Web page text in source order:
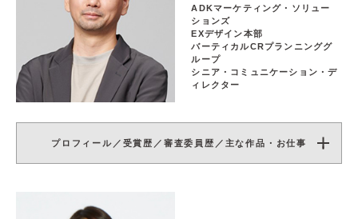
ADKマーケティング・ソリュー
ションズ
EXデザイン本部
バーティカルCRプランニンググ
ループ
シニア・コミュニケーション・デ
ィレクター
プロフィール／受賞歴／審査委員歴／主な作品・お仕事